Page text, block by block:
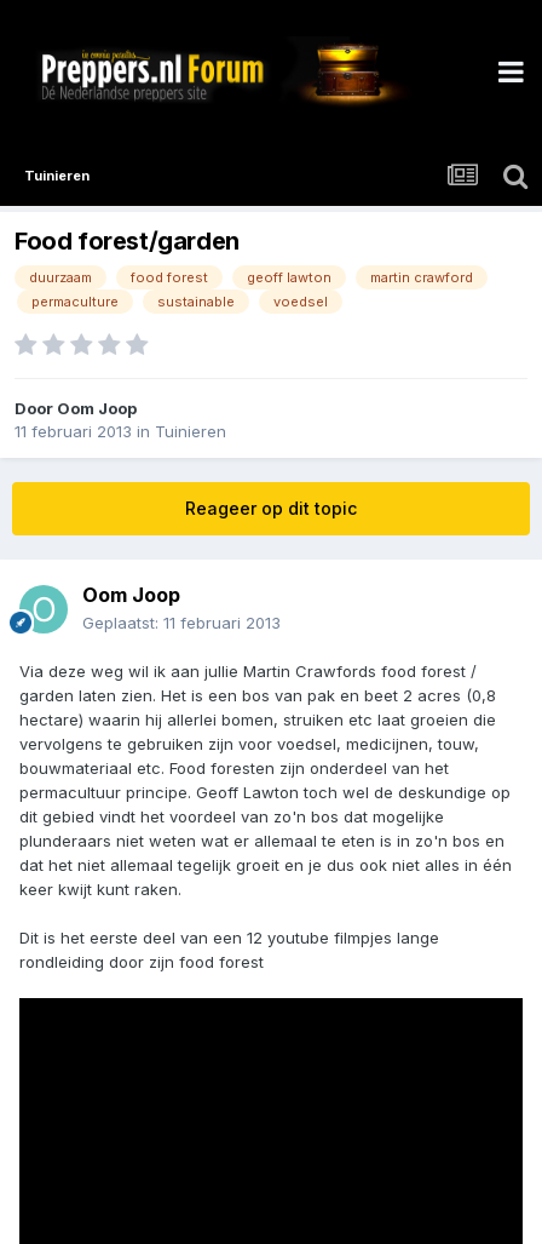
Tuinieren
Food forest/garden
duurzaam food forest geoff lawton
martin crawford
permaculture
sustainable voedsel
Door Oom Joop
11 februari 2013 in Tuinieren
Reageer op dit topic
Oom Joop
Geplaatst: 11 februari 2013
Via deze weg wil ik aan jullie Martin Crawfords food forest /
garden laten zien. Het is een bos van pak en beet 2 acres (0,8
hectare) waarin hij allerlei bomen, struiken etc laat groeien die
vervolgens te gebruiken zijn voor voedsel, medicijnen, touw,
bouwmateriaal etc. Food foresten zijn onderdeel van het
permacultuur principe. Geoff Lawton toch wel de deskundige op
dit gebied vindt het voordeel van zo'n bos dat mogelijke
plunderaars niet weten wat er allemaal te eten is in zo'n bos en
dat het niet allemaal tegelijk groeit en je dus ook niet alles in één
keer kwijt kunt raken.
Dit is het eerste deel van een 12 youtube filmpjes lange
rondleiding door zijn food forest